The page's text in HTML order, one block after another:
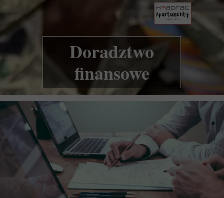
Doradztwo
finansowe